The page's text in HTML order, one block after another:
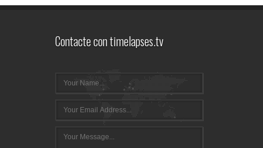
Contacte con timelapses.tv